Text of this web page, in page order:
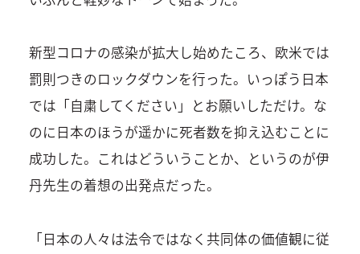
新型コロナの感染が拡大し始めたころ、欧米では
罰則つきのロックダウンを行った。いっぽう日本
では「自粛してください」とお願いしただけ。な
のに日本のほうが遥かに死者数を抑え込むことに
成功した。これはどういうことか、というのが伊
丹先生の着想の出発点だった。
「日本の人々は法令ではなく共同体の価値観に従